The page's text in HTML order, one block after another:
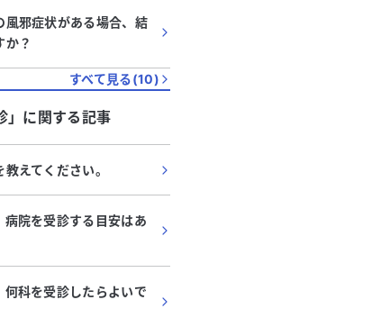
風邪症状がある場合、結
か？
すべて見る(10)
」に関する記事
えてください。
院を受診する目安はあ
科を受診したらよいで